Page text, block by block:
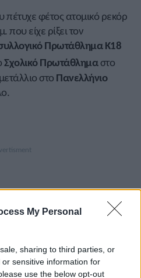
My Personal
sharing to third parties, or
sensitive information for
use the below opt-out
φέτος ατομικό ρεκόρ
είχε ρίξει τον
Πρωτάθλημα Κ18
Σχολικό Πρωτάθλημαστο
στο Πανελλήνιο